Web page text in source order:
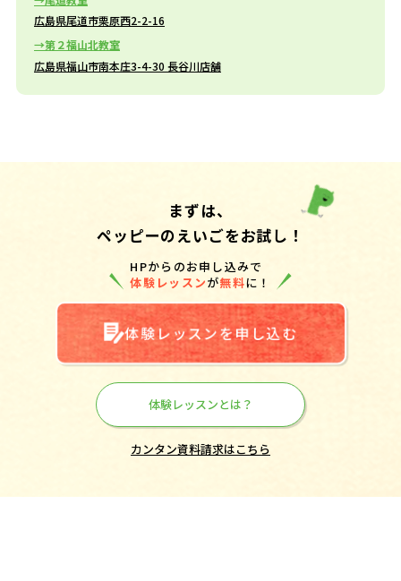
広島県尾道市栗原西2-2-16
第２福山北教室
広島県福山市南本庄3-4-30 長谷川店舗
まずは、
ペッピーのえいごをお試し！
HPからのお申し込みで
体験レッスンが無料に！
体験レッスンを申し込む
体験レッスンとは？
カンタン資料請求はこちら